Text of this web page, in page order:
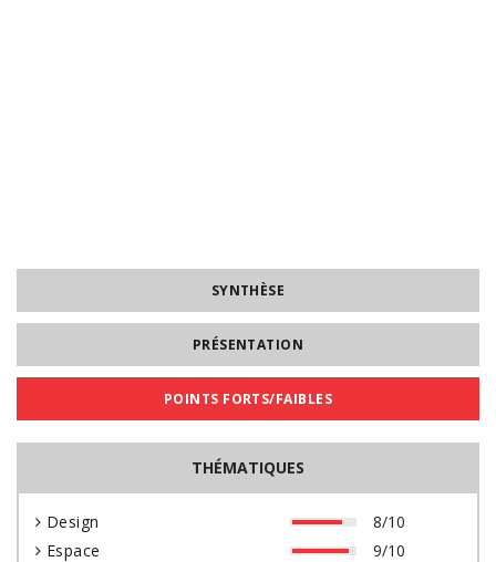
SYNTHÈSE
PRÉSENTATION
POINTS FORTS/FAIBLES
THÉMATIQUES
Design
8/10
Espace
9/10